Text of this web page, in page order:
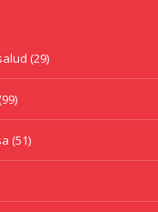
(29)
(99)
(51)